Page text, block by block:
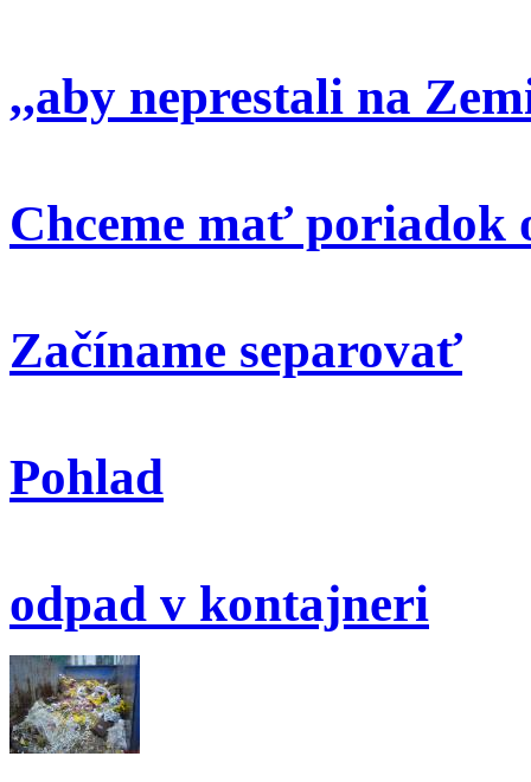
,,aby neprestali na
Chceme mať poriadok
Začíname separovať
Pohlad
odpad v kontajneri